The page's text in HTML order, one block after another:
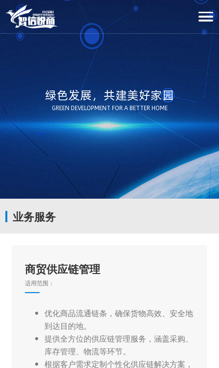
绿色发展，共建美好家园
GREEN DEVELOPMENT FOR A BETTER HOME
业务服务
商贸供应链管理
适用范围：
优化商品流通链条，确保货物高效、安全地
到达目的地。
提供全方位的供应链管理服务，涵盖采购、
库存管理、物流等环节。
根据客户需求定制个性化供应链解决方案，